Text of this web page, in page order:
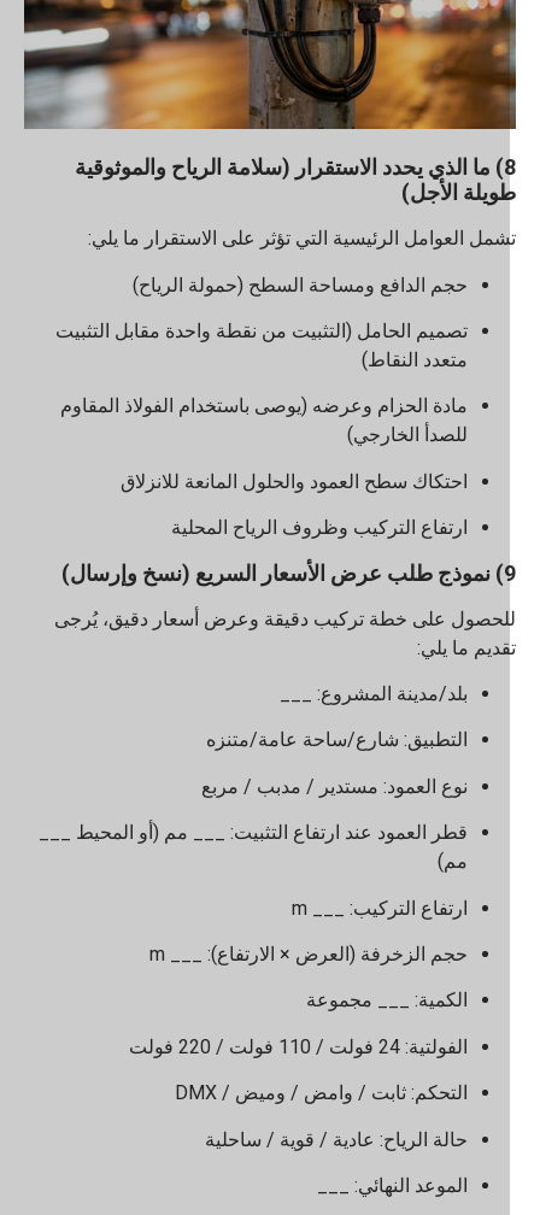
8) ما الذي يحدد الاستقرار (سلامة الرياح والموثوقية
الأجل)
العوامل الرئيسية التي تؤثر على الاستقرار ما يلي:
حجم الدافع ومساحة السطح (حمولة الرياح)
تصميم الحامل (التثبيت من نقطة واحدة مقابل التثبيت
متعدد النقاط)
مادة الحزام وعرضه (يوصى باستخدام الفولاذ المقاوم
للصدأ الخارجي)
احتكاك سطح العمود والحلول المانعة للانزلاق
ارتفاع التركيب وظروف الرياح المحلية
على خطة تركيب دقيقة وعرض أسعار دقيق، يُرجى
ما يلي:
بلد/مدينة المشروع: ___
التطبيق: شارع/ساحة عامة/متنزه
نوع العمود: مستدير / مدبب / مربع
قطر العمود عند ارتفاع التثبيت: ___ مم (أو المحيط ___
ارتفاع التركيب: ___ m
حجم الزخرفة (العرض × الارتفاع): ___ m
الكمية: ___ مجموعة
الفولتية: 24 فولت / 110 فولت / 220 فولت
التحكم: ثابت / وامض / وميض / DMX
حالة الرياح: عادية / قوية / ساحلية
الموعد النهائي: ___